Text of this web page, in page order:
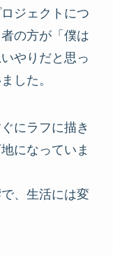
ジェクトにつ
の方が「僕は
やりだと思っ
した。
にラフに描き
になっていま
、生活には変